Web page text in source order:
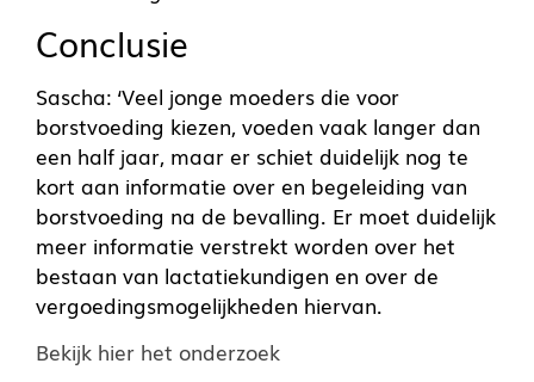
Conclusie
Sascha: ‘Veel jonge moeders die voor
borstvoeding kiezen, voeden vaak langer dan
een half jaar, maar er schiet duidelijk nog te
kort aan informatie over en begeleiding van
borstvoeding na de bevalling. Er moet duidelijk
meer informatie verstrekt worden over het
bestaan van lactatiekundigen en over de
vergoedingsmogelijkheden hiervan.
Bekijk hier het onderzoek